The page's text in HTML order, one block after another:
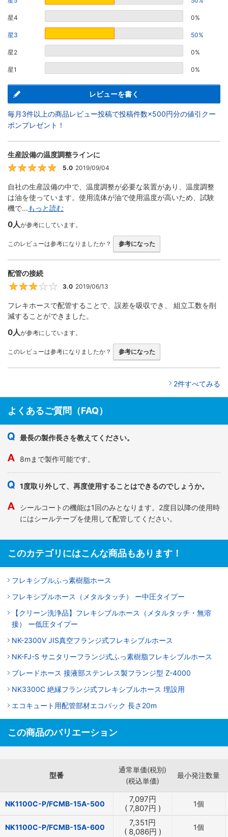
星4 0%
星3 50%
星2 0%
星1 0%
レビューを書く
毎月3件以上の商品レビュー投稿で投稿件数×500円分の値引クー
ポンプレゼント！
生産設備の温度調整ラインに
5
5.0 2019/09/04
自社の生産設備の中で、温度調整が必要な装置があり、温度調整
は油を使っています。使用流体が油で使用温度が高いため、試験
機で...もっと読む
0人が参考にしています。
このレビューは参考になりましたか？ 参考になった
配管の接続
3
3.0 2019/06/13
フレキホースで配管することで、誤差を吸収でき、 組立工数を削
減することができました。
0人が参考にしています。
このレビューは参考になりましたか？ 参考になった
2件すべてみる
よくあるご質問（FAQ）
最長の製作長さを教えてください。
8mまで製作可能です。
1度取り外して、再度使用することはできるのでしょうか。
シールコートの機能は1回のみとなります。2度目以降の使用時
にはシールテープを使用して配管してください。
このカテゴリにはこんな商品もあります！
フレキシブルふっ素樹脂ホース
フレキシブルホース（メタルタッチ） ー中圧タイプー
【クリーン洗浄品】フレキシブルホース（メタルタッチ・無溶
接） ー低圧タイプー
NK-2300V JIS真空フランジ式フレキシブルホース
NK-FJ-S サニタリーフランジ式ふっ素樹脂フレキシブルホース
ブレードホース 接液部ステンレス製フランジ型 Z-4000
NK3300C 絶縁フランジ式フレキシブルホース 埋設用
エコキュート用配管部材エコパック 長さ20m
この商品のバリエーション
型番
通常単価(税別)
(税込単価)
最小発注数量
NK1100C-P/FCMB-15A-500 7,097円
( 7,807円 ) 1個
NK1100C-P/FCMB-15A-600 7,351円
( 8,086円 ) 1個